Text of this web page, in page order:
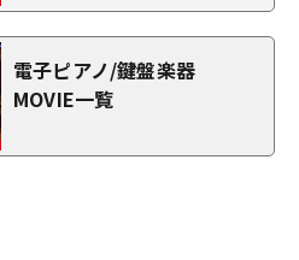
電子ピアノ/鍵盤楽器
MOVIE一覧